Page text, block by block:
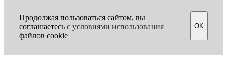
Продолжая пользоваться сайтом, вы
соглашаетесь с условиями использования
файлов cookie
OK